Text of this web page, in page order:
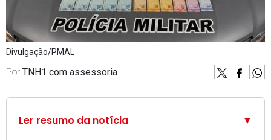
Divulgação/PMAL
Por TNH1 com assessoria
Ler resumo da notícia ▼